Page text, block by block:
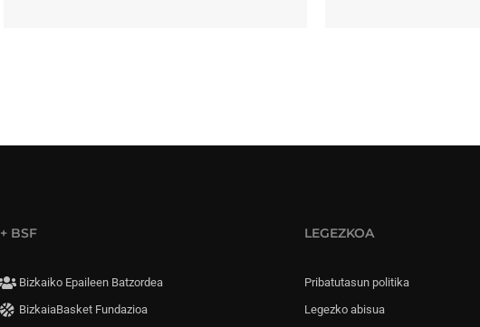
+ BSF
Bizkaiko Epaileen Batzordea
BizkaiaBasket Fundazioa
LEGEZKOA
Pribatutasun politika
Legezko abisua